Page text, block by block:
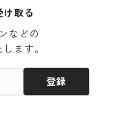
け取る
などの
ます。
登録